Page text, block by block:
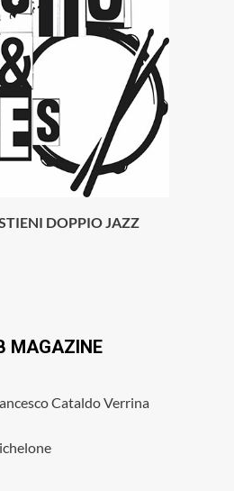
DOPPIO JAZZ
MAGAZINE
Cataldo Verrina